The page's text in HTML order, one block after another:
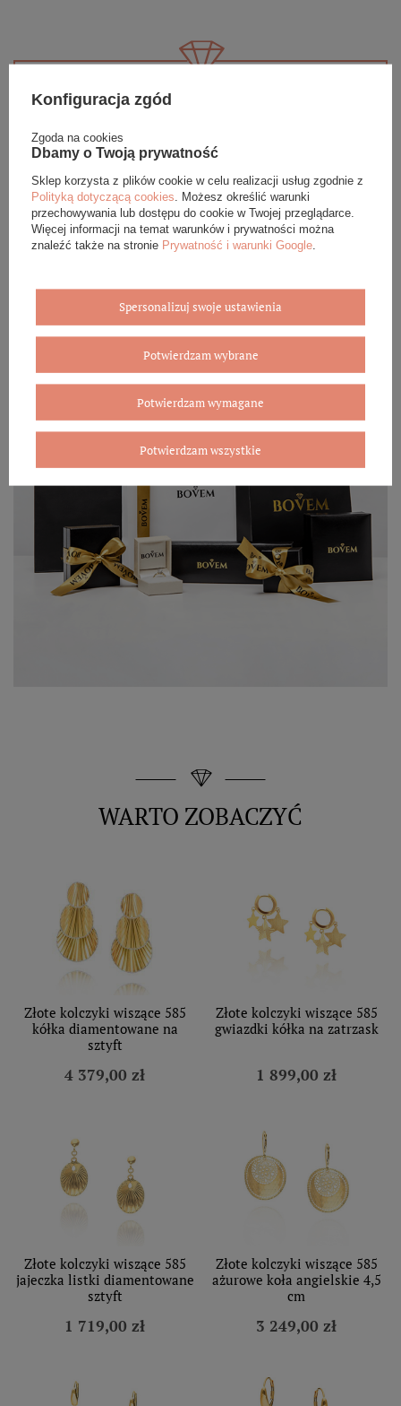
Eleganckie opakowanie gratis
Biżuterię i zegarki zakupione w sklepie internetowym
BOVEM otrzymasz jako gotowy do wręczenia upominek. Do
każdego zamówienia dołączamy pudełko ze skóry
ekologicznej oraz elegancką torebkę. Rozmiary i wzory
mogą się różnić ze względu na wybrany asortyment.
WYBIERZ PREZENT
WARTO ZOBACZYĆ
Złote kolczyki wiszące 585
kółka diamentowane na
sztyft
4 379,00 zł
Złote kolczyki wiszące 585
gwiazdki kółka na zatrzask
1 899,00 zł
Złote kolczyki wiszące 585
jajeczka listki diamentowane
sztyft
1 719,00 zł
Złote kolczyki wiszące 585
ażurowe koła angielskie 4,5
cm
3 249,00 zł
Konfiguracja zgód
Zgoda na cookies
Dbamy o Twoją prywatność
Sklep korzysta z plików cookie w celu realizacji usług zgodnie z
Polityką dotyczącą cookies . Możesz określić warunki
przechowywania lub dostępu do cookie w Twojej przeglądarce.
Więcej informacji na temat warunków i prywatności można
znaleźć także na stronie Prywatność i warunki Google
Spersonalizuj swoje ustawienia
Potwierdzam wybrane
Potwierdzam wymagane
Potwierdzam wszystkie